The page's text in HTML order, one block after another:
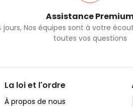
jours,
Assistance
Nos équipes sont à votre
toutes vos questions
La loi et l'ordre
À propos de nous